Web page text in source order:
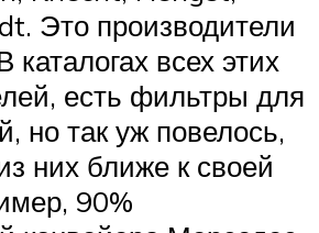
Это производители
каталогах всех этих
есть фильтры для
но так уж повелось,
них ближе к своей
90%